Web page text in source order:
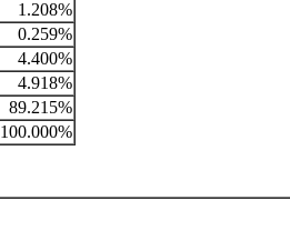
1.208%
0.259%
4.400%
4.918%
89.215%
100.000%